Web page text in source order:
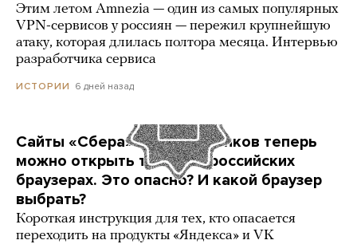
Этим летом Amnezia — один из самых популярных
VPN-сервисов у россиян — пережил крупнейшую
атаку, которая длилась полтора месяца. Интервью
разработчика сервиса
ИСТОРИИ 6 дней назад
Сайты «Сбера» и других банков теперь
можно открыть только в российских
браузерах. Это опасно? И какой браузер
выбрать?
Короткая инструкция для тех, кто опасается
переходить на продукты «Яндекса» и VK